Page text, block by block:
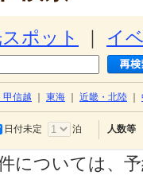
ポット イ
甲信越 東海 近畿・北陸
日付未定 泊 人数等
については、